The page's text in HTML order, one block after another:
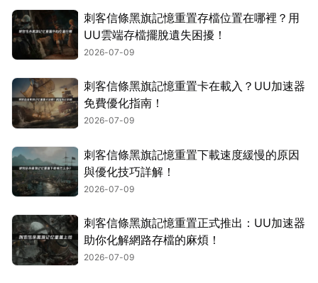
刺客信條黑旗記憶重置存檔位置在哪裡？用
UU雲端存檔擺脫遺失困擾！
2026-07-09
刺客信條黑旗記憶重置卡在載入？UU加速器
免費優化指南！
2026-07-09
刺客信條黑旗記憶重置下載速度緩慢的原因
與優化技巧詳解！
2026-07-09
刺客信條黑旗記憶重置正式推出：UU加速器
助你化解網路存檔的麻煩！
2026-07-09